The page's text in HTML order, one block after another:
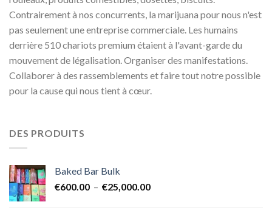
Contrairement à nos concurrents, la marijuana pour nous n'est
pas seulement une entreprise commerciale. Les humains
derrière 510 chariots premium étaient à l'avant-garde du
mouvement de légalisation. Organiser des manifestations.
Collaborer à des rassemblements et faire tout notre possible
pour la cause qui nous tient à cœur.
DES PRODUITS
Baked Bar Bulk
€600.00 – €25,000.00Plage